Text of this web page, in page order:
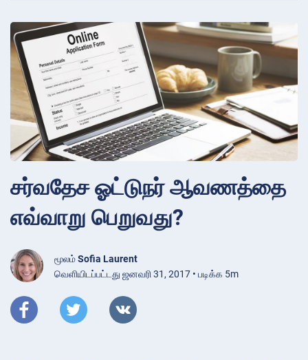
சர்வதேச ஓட்டுநர் ஆவணத்தை
எவ்வாறு பெறுவது?
மூலம்Sofia Laurent
வெளியிடப்பட்டது ஜனவரி 31, 2017 • படிக்க 5m